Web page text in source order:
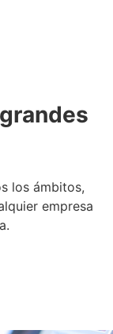
los ámbitos,
empresa